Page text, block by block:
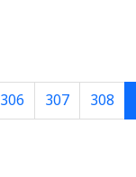
306 307 308